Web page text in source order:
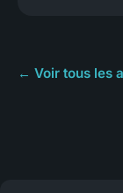
← Voir tous les